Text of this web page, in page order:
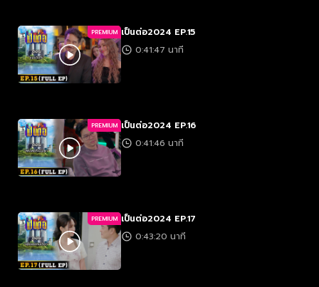
PREMIUM เป็นต่อ2024 EP.15
0:41:47 นาที
PREMIUM เป็นต่อ2024 EP.16
0:41:46 นาที
PREMIUM เป็นต่อ2024 EP.17
0:43:20 นาที